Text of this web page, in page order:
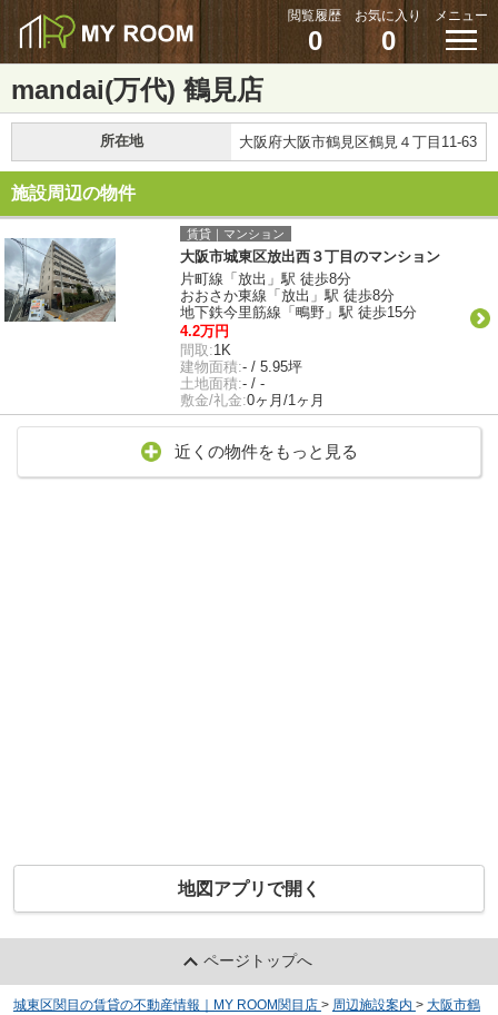
閲覧履歴
0
お気に入り
0
メニュー
mandai(万代) 鶴見店
所在地 大阪府大阪市鶴見区鶴見４丁目11-63
施設周辺の物件
賃貸｜マンション
大阪市城東区放出西３丁目のマンション
片町線「放出」駅 徒歩8分
おおさか東線「放出」駅 徒歩8分
地下鉄今里筋線「鴫野」駅 徒歩15分
4.2万円
間取:1K
建物面積:- / 5.95坪
土地面積:- / -
敷金/礼金:0ヶ月/1ヶ月
近くの物件をもっと見る
地図アプリで開く
ページトップへ
城東区関目の賃貸の不動産情報｜MY ROOM関目店 > 周辺施設案内 > 大阪市鶴